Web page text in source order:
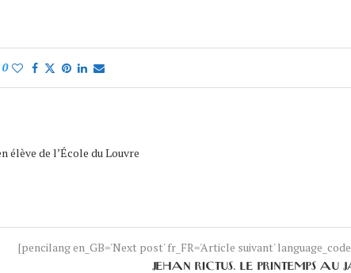
0
élève de l’École du Louvre
[pencilang en_GB='Next post' fr_FR='Article suivant'
JEHAN RICTUS. LE PRINTEMPS AU